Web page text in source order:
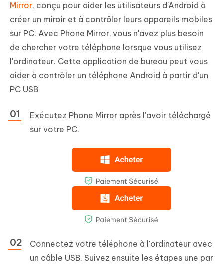
Mirror, conçu pour aider les utilisateurs d'Android à
créer un miroir et à contrôler leurs appareils mobiles
sur PC. Avec Phone Mirror, vous n'avez plus besoin
de chercher votre téléphone lorsque vous utilisez
l'ordinateur. Cette application de bureau peut vous
aider à contrôler un téléphone Android à partir d'un
PC USB
Exécutez Phone Mirror après l'avoir téléchargé
sur votre PC.
Connectez votre téléphone à l'ordinateur avec
un câble USB. Suivez ensuite les étapes une par